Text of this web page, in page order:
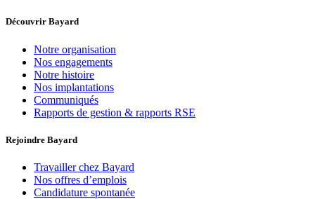
Découvrir Bayard
Notre organisation
Nos engagements
Notre histoire
Nos implantations
Communiqués
Rapports de gestion & rapports RSE
Rejoindre Bayard
Travailler chez Bayard
Nos offres d’emplois
Candidature spontanée